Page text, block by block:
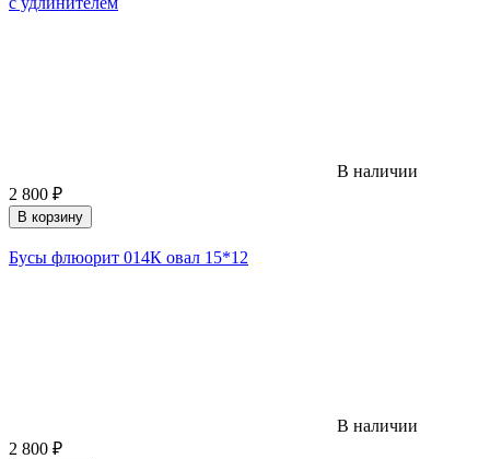
В наличии
2 800 ₽
В корзину
Бусы флюорит 014К овал 15*12
В наличии
2 800 ₽